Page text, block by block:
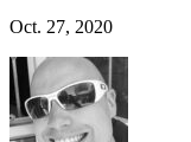
Oct. 27, 2020